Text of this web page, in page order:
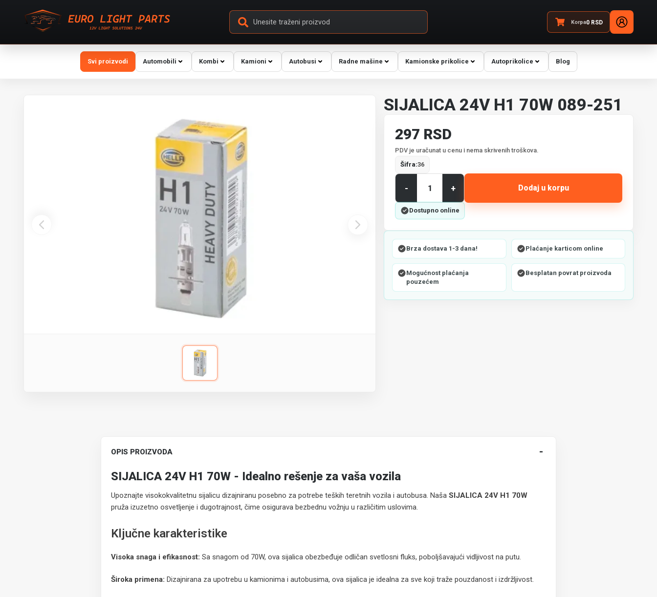
Korpa0RSD
Svi proizvodi Automobili Kombi Kamioni Autobusi Radne mašine Kamionske prikolice Autoprikolice Blog
SIJALICA 24V H1 70W 089-251
297 RSD
PDV je uračunat u cenu i nema skrivenih troškova.
Šifra:36
- + Dodaj u korpu
Dostupno online
Brza dostava 1-3 dana! Plaćanje karticom online
Mogućnost plaćanja
pouzećem
Besplatan povrat proizvoda
OPIS PROIZVODA
SIJALICA 24V H1 70W - Idealno rešenje za vaša vozila
Upoznajte visokokvalitetnu sijalicu dizajniranu posebno za potrebe teških teretnih vozila i autobusa. Naša SIJALICA 24V H1 70W
pruža izuzetno osvetljenje i dugotrajnost, čime osigurava bezbednu vožnju u različitim uslovima.
Ključne karakteristike
Visoka snaga i efikasnost: Sa snagom od 70W, ova sijalica obezbeđuje odličan svetlosni fluks, poboljšavajući vidljivost na putu.
Široka primena: Dizajnirana za upotrebu u kamionima i autobusima, ova sijalica je idealna za sve koji traže pouzdanost i izdržljivost.
-